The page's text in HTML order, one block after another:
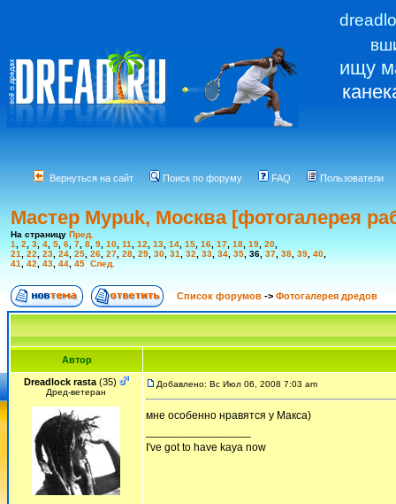
ищу
Вернуться на сайт Поиск по форуму FAQ Пользователи
Мастер Mypuk, Москва [фотогалерея
На страницу Пред.
1
2 3 4 5 6 7 8 9 10 11 12 13 14 15 16 17 18 19 20
21
22 23 24 25 26 27 28 29 30 31 32 33 34 35 36 37 38 39 40
41
42 43 44 45 След.
Список форумов -> Фотогалерея дредов
Автор
Dreadlock rasta(35)
Дред-ветеран
Добавлено: Вс Июл 06, 2008 7:03 am
мне особенно нравятся у Макса)
I've got to have kaya now